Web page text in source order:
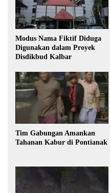
Modus Nama Fiktif Diduga
Digunakan dalam Proyek
Disdikbud Kalbar
Tim Gabungan Amankan
Tahanan Kabur di Pontianak